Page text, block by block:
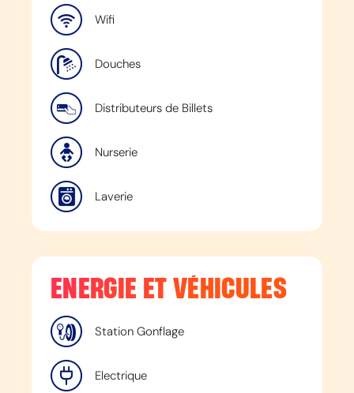
Wifi
Douches
Distributeurs de Billets
Nurserie
Laverie
ENERGIE ET VÉHICULES
Station Gonflage
Electrique